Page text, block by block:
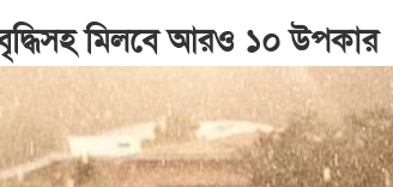
বৃদ্ধিসহ মিলবে আরও ১০ উপকার